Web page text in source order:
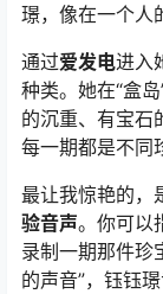
璟，像在一个人
通过爱发电进入
种类。她在“盒
的沉重、有宝石
每一期都是不同
最让我惊艳的，
验音声。你可以
录制一期那件珍
的声音”，钰钰